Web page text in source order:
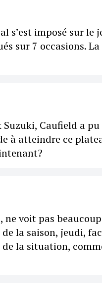
s’est imposé sur le
sur 7 occasions.
Caufield a
à atteindre ce
voit pas
la saison, jeudi,
la situation,